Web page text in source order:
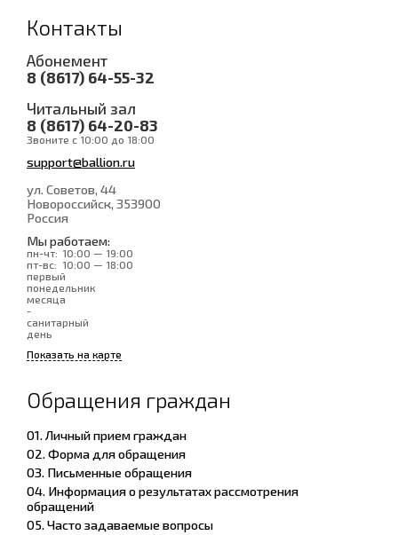
Контакты
Абонемент
8 (8617) 64-55-32
Читальный зал
8 (8617) 64-20-83
Звоните с 10:00 до 18:00
support@ballion.ru
ул. Советов, 44
Новороссийск, 353900
Россия
Мы работаем:
пн-чт: 10:00 — 19:00
пт-вс: 10:00 — 18:00
первый
понедельник
месяца
-
санитарный
день
Показать на карте
Обращения граждан
01. Личный прием граждан
02. Форма для обращения
03. Письменные обращения
04. Информация о результатах рассмотрения
обращений
05. Часто задаваемые вопросы